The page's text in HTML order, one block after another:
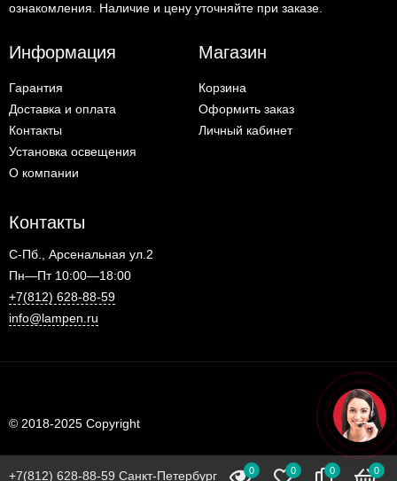
ознакомления. Наличие и цену уточняйте при заказе.
Информация
Гарантия
Доставка и оплата
Контакты
Установка освещения
О компании
Магазин
Корзина
Оформить заказ
Личный кабинет
Контакты
С-Пб., Арсенальная ул.2
Пн—Пт 10:00—18:00
+7(812) 628-88-59
info@lampen.ru
© 2018-2025 Copyright
0 0 0 0
+7(812) 628-88-59 Санкт-Петербург